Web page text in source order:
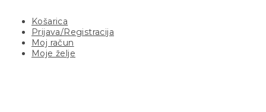
Košarica
Prijava/Registracija
Moj račun
Moje želje